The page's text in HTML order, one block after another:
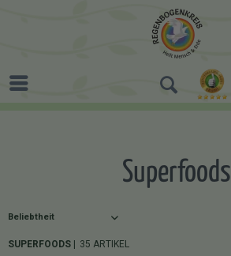
Superfoods
SUPERFOODS 35 ARTIKEL